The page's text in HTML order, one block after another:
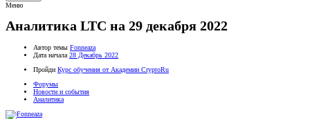
Меню
Аналитика LTC на 29 декабря 2022
Автор темы Fonneaza
Дата начала 28 Декабрь 2022
Пройди Курс обучения от Академии CryptoRu
Форумы
Новости и события
Аналитика